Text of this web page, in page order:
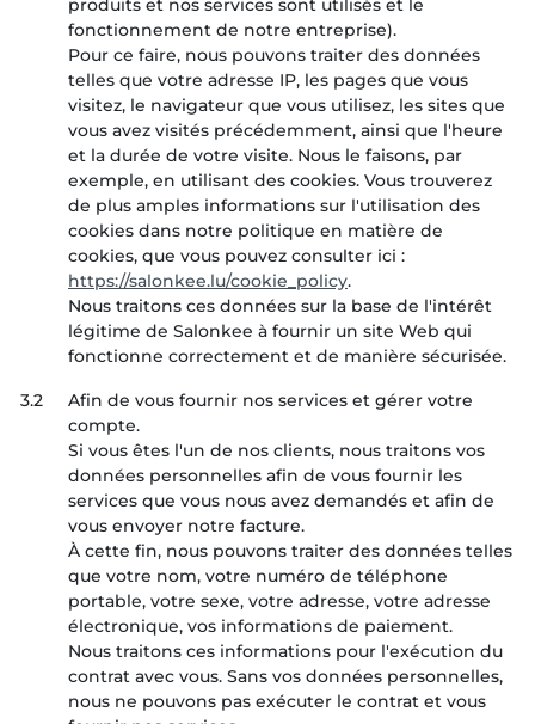
produits et nos services sont utilisés et le
fonctionnement de notre entreprise).
Pour ce faire, nous pouvons traiter des données
telles que votre adresse IP, les pages que vous
visitez, le navigateur que vous utilisez, les sites que
vous avez visités précédemment, ainsi que l'heure
et la durée de votre visite. Nous le faisons, par
exemple, en utilisant des cookies. Vous trouverez
de plus amples informations sur l'utilisation des
cookies dans notre politique en matière de
cookies, que vous pouvez consulter ici :
https://salonkee.lu/cookie_policy.
Nous traitons ces données sur la base de l'intérêt
légitime de Salonkee à fournir un site Web qui
fonctionne correctement et de manière sécurisée.
3.2
Afin de vous fournir nos services et gérer votre
compte.
Si vous êtes l'un de nos clients, nous traitons vos
données personnelles afin de vous fournir les
services que vous nous avez demandés et afin de
vous envoyer notre facture.
À cette fin, nous pouvons traiter des données telles
que votre nom, votre numéro de téléphone
portable, votre sexe, votre adresse, votre adresse
électronique, vos informations de paiement.
Nous traitons ces informations pour l'exécution du
contrat avec vous. Sans vos données personnelles,
nous ne pouvons pas exécuter le contrat et vous